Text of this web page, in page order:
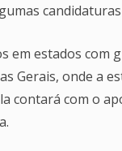
em estados com
Gerais, onde a
contará com o